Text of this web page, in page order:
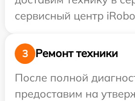
сервисный центр
3
Ремонт техники
После полной
предоставим на